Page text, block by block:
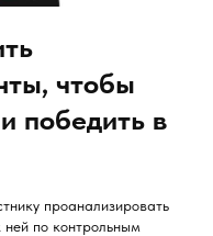
чтобы
победить в
проанализировать
ней по контрольным